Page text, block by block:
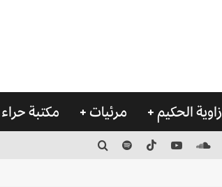
زاوية الحكيم مرئيات مكتبة حراء